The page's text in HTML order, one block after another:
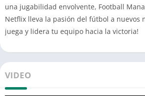
una jugabilidad envolvente, Football
Netflix lleva la pasión del fútbol a nuevos
juega y lidera tu equipo hacia la victoria!
VIDEO